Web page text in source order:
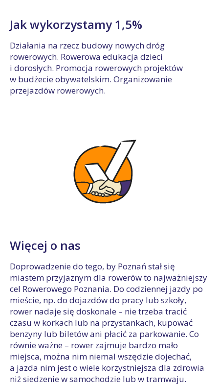
Jak wykorzystamy 1,5%
Działania na rzecz budowy nowych dróg
rowerowych. Rowerowa edukacja dzieci
i dorosłych. Promocja rowerowych projektów
w budżecie obywatelskim. Organizowanie
przejazdów rowerowych.
Więcej o nas
Doprowadzenie do tego, by Poznań stał się
miastem przyjaznym dla rowerów to najważniejszy
cel Rowerowego Poznania. Do codziennej jazdy po
mieście, np. do dojazdów do pracy lub szkoły,
rower nadaje się doskonale – nie trzeba tracić
czasu w korkach lub na przystankach, kupować
benzyny lub biletów ani płacić za parkowanie. Co
równie ważne – rower zajmuje bardzo mało
miejsca, można nim niemal wszędzie dojechać,
a jazda nim jest o wiele korzystniejsza dla zdrowia
niż siedzenie w samochodzie lub w tramwaju.